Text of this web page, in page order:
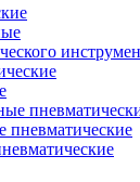
пневматические